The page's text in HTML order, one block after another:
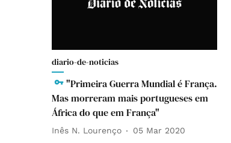
diario-de-noticias
"Primeira Guerra Mundial é França.
Mas morreram mais portugueses em
África do que em França"
Inês N. Lourenço 05 Mar 2020